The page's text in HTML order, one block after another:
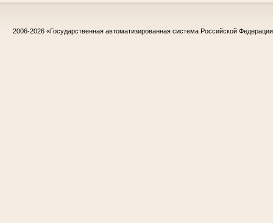
2006-2026 «Государственная автоматизированная система Российской